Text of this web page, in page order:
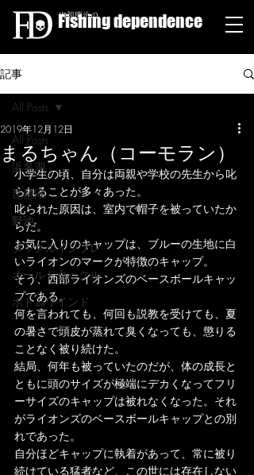
栁舘慶治の
Fishing dependence
記事
All Posts
浜名湖
琵琶湖
野池
タックルインプレ
オールドタックル
ボトムワインド
All Posts
まるちゃん（コーモラン）
2019年12月12日
小学生の頃、自分は両親や学校の先生から叱
られることが多々あった。
叱られた原因は、室内で帽子を被っていたか
らだ。
お気に入りのキャップは、ブルーの生地に白
いライオンのマークが特徴のキャップ。
そう、西部ライオンズのベースボールキャッ
プである。
何を言われても、何回も説教を受けても、夏
の暑さで頭皮が蒸れて臭くなっても、懲りる
ことなく被り続けた。
結局、何年も被っていたのだが、体の成長と
ともに頭のサイズが極端にデカくなってフリ
ーサイズのキャップは被れなくなった。それ
がライオンズのベースボールキャップとの別
れであった。
自分ほどキャップに執着があって、常に被り
続けている猛者など、この世には存在しない